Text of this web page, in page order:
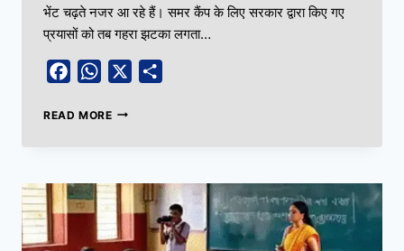
भेंट चढ़ते नजर आ रहे हैं। समर कैंप के लिए सरकार द्वारा किए गए
प्रयासों को तब गहरा झटका लगता…
FacebookWhatsApp
READ MORE